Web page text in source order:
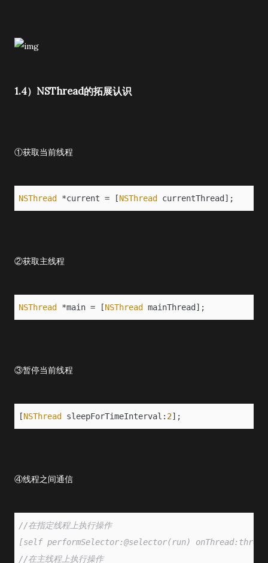
1.4）NSThread的拓展认识
①获取当前线程
NSThread *current = [NSThread currentThread];
②获取主线程
NSThread *main = [NSThread mainThread];
③暂停当前线程
[NSThread sleepForTimeInterval: 2];
④线程之间通信
//在指定线程上执行操作
[self performSelector:@selector(run)
//在主线程上执行操作